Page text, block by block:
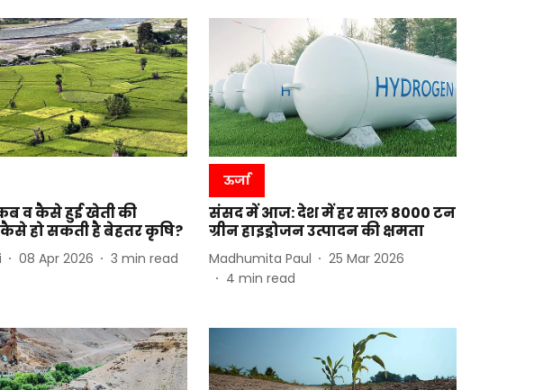
व कैसे हुई खेती की
हो सकती है बेहतर कृषि?
08 Apr 2026 3 min read
ऊर्जा
संसद में आज: देश में हर साल 8000 टन
ग्रीन हाइड्रोजन उत्पादन की क्षमता
Madhumita Paul
25 Mar 2026
4 min read